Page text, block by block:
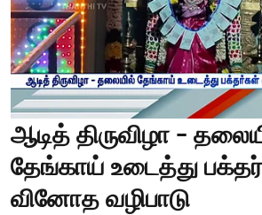
ஆடித் திருவிழா -
தேங்காய் உடைத்து
வினோத வழிபாடு